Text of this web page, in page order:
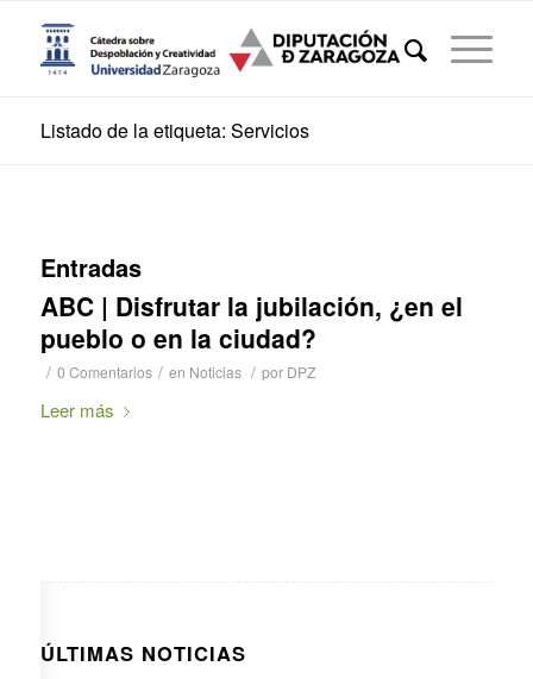
Listado de la etiqueta: Servicios
Entradas
ABC | Disfrutar la jubilación, ¿en el
pueblo o en la ciudad?
/ 0 Comentarios / en Noticias / por DPZ
Leer más
ÚLTIMAS NOTICIAS